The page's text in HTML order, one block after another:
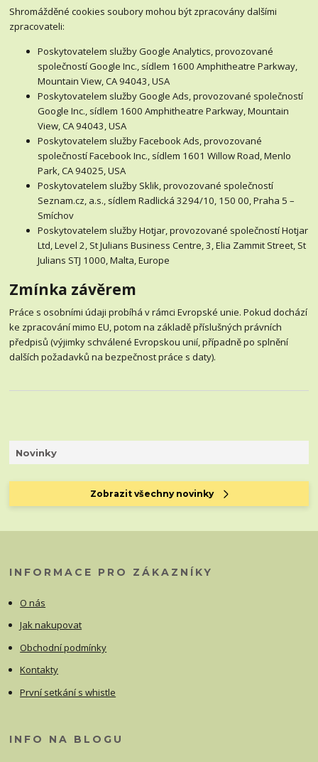
Novinky
Zobrazit všechny novinky
Shromážděné cookies soubory mohou být zpracovány dalšími
zpracovateli:
Poskytovatelem služby Google Analytics, provozované
společností Google Inc., sídlem 1600 Amphitheatre Parkway,
Mountain View, CA 94043, USA
Poskytovatelem služby Google Ads, provozované společností
Google Inc., sídlem 1600 Amphitheatre Parkway, Mountain
View, CA 94043, USA
Poskytovatelem služby Facebook Ads, provozované
společností Facebook Inc., sídlem 1601 Willow Road, Menlo
Park, CA 94025, USA
Poskytovatelem služby Sklik, provozované společností
Seznam.cz, a.s., sídlem Radlická 3294/10, 150 00, Praha 5 –
Smíchov
Poskytovatelem služby Hotjar, provozované společností Hotjar
Ltd, Level 2, St Julians Business Centre, 3, Elia Zammit Street, St
Julians STJ 1000, Malta, Europe
Zmínka závěrem
Práce s osobními údaji probíhá v rámci Evropské unie. Pokud dochází
ke zpracování mimo EU, potom na základě příslušných právních
předpisů (výjimky schválené Evropskou unií, případně po splnění
dalších požadavků na bezpečnost práce s daty).
INFORMACE PRO ZÁKAZNÍKY
O nás
Jak nakupovat
Obchodní podmínky
Kontakty
První setkání s whistle
INFO NA BLOGU